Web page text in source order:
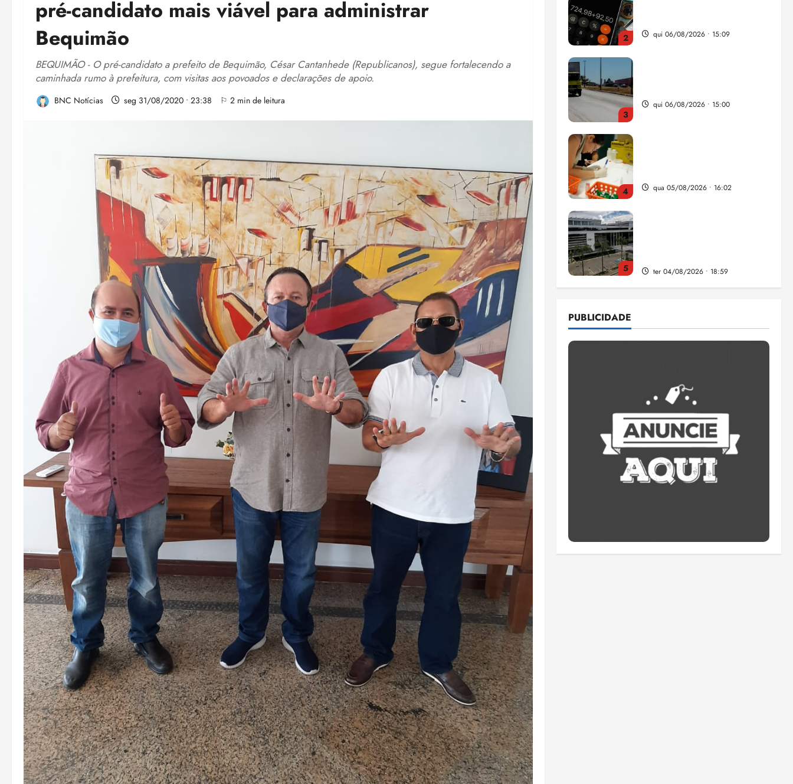
pré-candidato mais viável para administrar
Bequimão
BEQUIMÃO - O pré-candidato a prefeito de Bequimão, César Cantanhede (Republicanos), segue fortalecendo a
caminhada rumo à prefeitura, com visitas aos povoados e declarações de apoio.
BNC Notícias seg 31/08/2020 • 23:38 ⚐ 2 min de leitura
3
4 qua 05/08/2026 • 16:02
5 ter 04/08/2026 • 18:59
1
com dívidas
qui 06/08/2026 • 15:09
3
Entenda o que muda com a
nova Lei do Frete
qui 06/08/2026 • 15:00
Estudo sobre hepatites virais
traça panorama da doença
em onze anos
PUBLICIDADE